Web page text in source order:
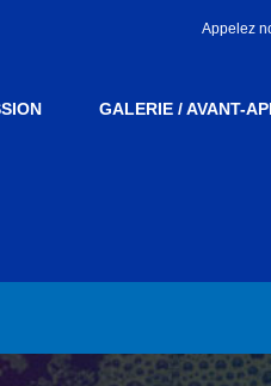
Appelez
GALERIE / AVANT-